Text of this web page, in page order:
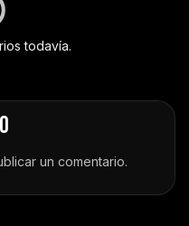
todavía.
un comentario.